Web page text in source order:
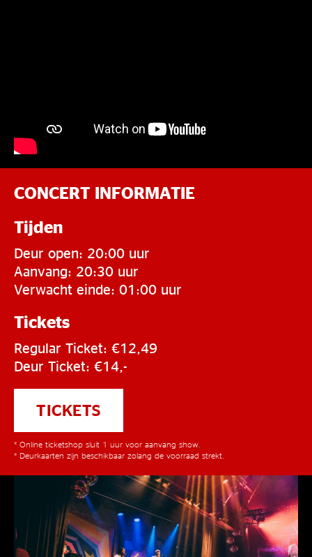
CONCERT INFORMATIE
Tijden
Deur open: 20:00 uur
Aanvang: 20:30 uur
Verwacht einde: 01:00 uur
Tickets
Regular Ticket: €12,49
Deur Ticket: €14,-
TICKETS
* Online ticketshop sluit 1 uur voor aanvang show.
* Deurkaarten zijn beschikbaar zolang de voorraad strekt.